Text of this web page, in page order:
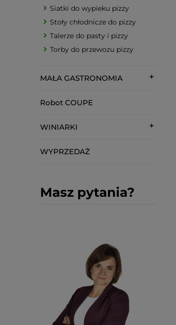
Siatki do wypieku pizzy
Stoły chłodnicze do pizzy
Talerze do pasty i pizzy
Torby do przewozu pizzy
MAŁA GASTRONOMIA
Robot COUPE
WINIARKI
WYPRZEDAŻ
Masz pytania?